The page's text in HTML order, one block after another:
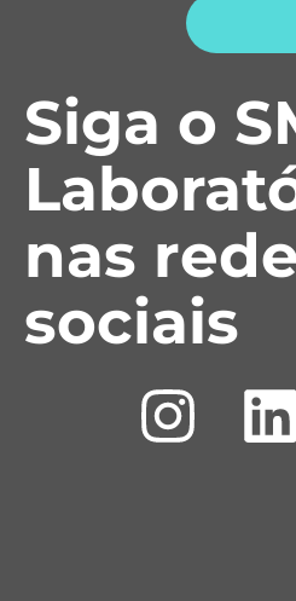
Siga o
nas
sociais